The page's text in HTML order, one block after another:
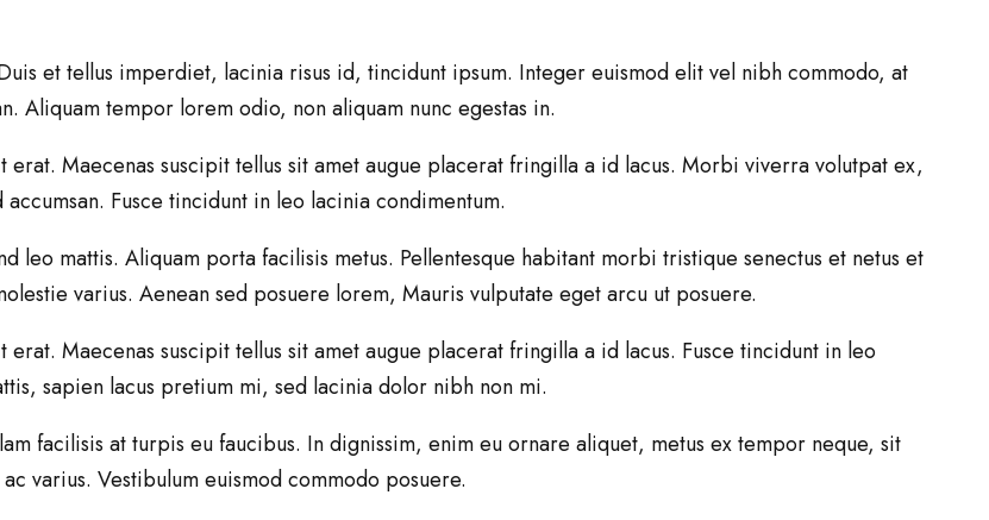
et tellus imperdiet, lacinia risus id, tincidunt ipsum. Integer euismod elit vel nibh commodo, at
Aliquam tempor lorem odio, non aliquam nunc egestas in.
Maecenas suscipit tellus sit amet augue placerat fringilla a id lacus. Morbi viverra volutpat ex,
Fusce tincidunt in leo lacinia condimentum.
leo mattis. Aliquam porta facilisis metus. Pellentesque habitant morbi tristique senectus et netus et
varius. Aenean sed posuere lorem, Mauris vulputate eget arcu ut posuere.
Maecenas suscipit tellus sit amet augue placerat fringilla a id lacus. Fusce tincidunt in leo
sapien lacus pretium mi, sed lacinia dolor nibh non mi.
facilisis at turpis eu faucibus. In dignissim, enim eu ornare aliquet, metus ex tempor neque, sit
varius. Vestibulum euismod commodo posuere.